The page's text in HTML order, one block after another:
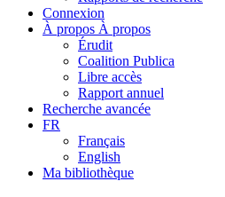
Connexion
À propos À propos
Érudit
Coalition Publica
Libre accès
Rapport annuel
Recherche avancée
FR
Français
English
Ma bibliothèque